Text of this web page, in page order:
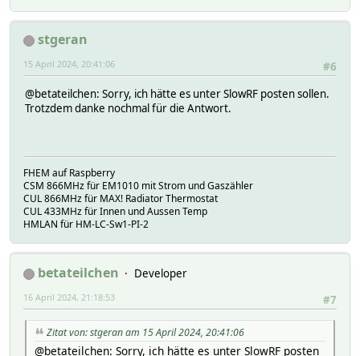
stgeran
#6
15 April 2024, 20:41:06
@betateilchen: Sorry, ich hätte es unter SlowRF posten sollen.
Trotzdem danke nochmal für die Antwort.
FHEM auf Raspberry
CSM 866MHz für EM1010 mit Strom und Gaszähler
CUL 866MHz für MAX! Radiator Thermostat
CUL 433MHz für Innen und Aussen Temp
HMLAN für HM-LC-Sw1-PI-2
betateilchen
Developer
#7
16 April 2024, 21:18:53
Zitat von: stgeran am 15 April 2024, 20:41:06
@betateilchen: Sorry, ich hätte es unter SlowRF posten